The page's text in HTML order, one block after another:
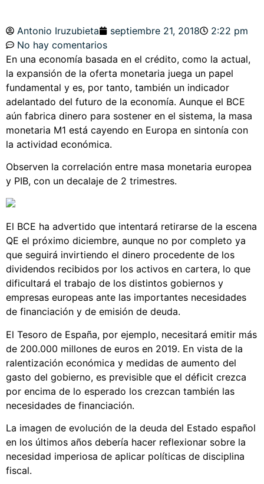
Antonio Iruzubieta septiembre 21, 2018
2:22 pm
No hay comentarios
En una economía basada en el crédito, como la actual,
la expansión de la oferta monetaria juega un papel
fundamental y es, por tanto, también un indicador
adelantado del futuro de la economía. Aunque el BCE
aún fabrica dinero para sostener en el sistema, la masa
monetaria M1 está cayendo en Europa en sintonía con
la actividad económica.
Observen la correlación entre masa monetaria europea
y PIB, con un decalaje de 2 trimestres.
El BCE ha advertido que intentará retirarse de la escena
QE el próximo diciembre, aunque no por completo ya
que seguirá invirtiendo el dinero procedente de los
dividendos recibidos por los activos en cartera, lo que
dificultará el trabajo de los distintos gobiernos y
empresas europeas ante las importantes necesidades
de financiación y de emisión de deuda.
El Tesoro de España, por ejemplo, necesitará emitir más
de 200.000 millones de euros en 2019. En vista de la
ralentización económica y medidas de aumento del
gasto del gobierno, es previsible que el déficit crezca
por encima de lo esperado los crezcan también las
necesidades de financiación.
La imagen de evolución de la deuda del Estado español
en los últimos años debería hacer reflexionar sobre la
necesidad imperiosa de aplicar políticas de disciplina
fiscal.